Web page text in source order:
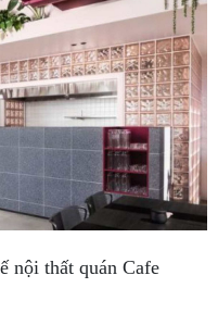
nội thất quán Cafe